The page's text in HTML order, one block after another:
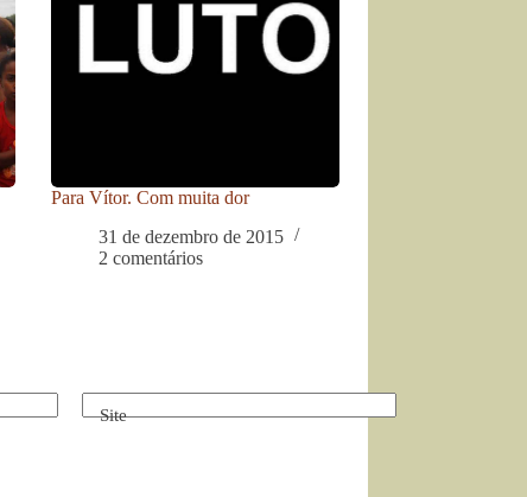
Para Vítor. Com muita dor
31 de dezembro de 2015
2 comentários
Site